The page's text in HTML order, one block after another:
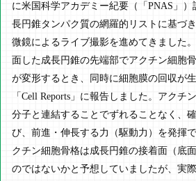
に米国科学アカデミー紀要（「PNAS」
長円錐タンパク質の網羅的リストに基づ
微鏡によるライブ撮影を進めてきました
面した成長円錐の先端部でアクチン細胞
が変形するとき、同時に細胞膜の回収が
「Cell Reports」に報告しました。アクチ
分子と連結することでずれることなく、
び、前進・伸長する力（駆動力）を発揮
クチン細胞骨格は成長円錐の接着面（底
のではないかと予想していましたが、実